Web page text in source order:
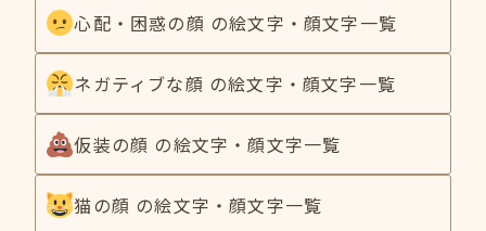
心配・困惑の顔 の絵文字・顔文字一覧
ネガティブな顔 の絵文字・顔文字一覧
仮装の顔 の絵文字・顔文字一覧
猫の顔 の絵文字・顔文字一覧